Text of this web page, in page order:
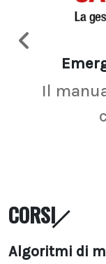
Il
CORSI
Algoritmi di